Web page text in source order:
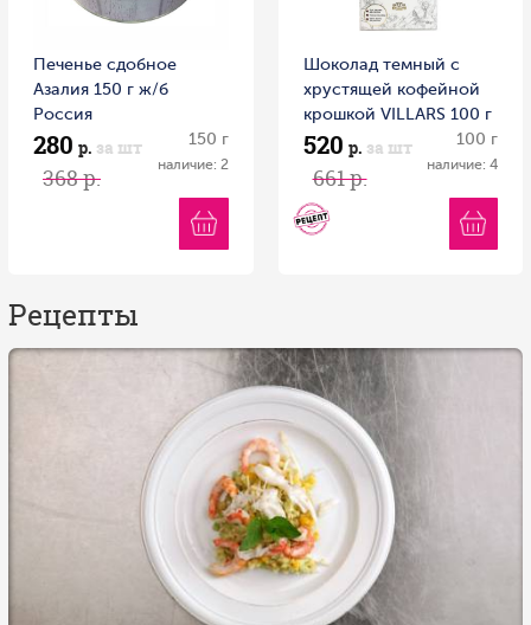
Печенье сдобное
Азалия 150 г ж/б
Россия
280 р. за шт
368 р.
150 г
наличие: 2
Шоколад темный с
хрустящей кофейной
крошкой VILLARS 100 г
520 р. за шт
661 р.
100 г
наличие: 4
Рецепты